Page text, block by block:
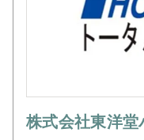
株式会社東洋堂